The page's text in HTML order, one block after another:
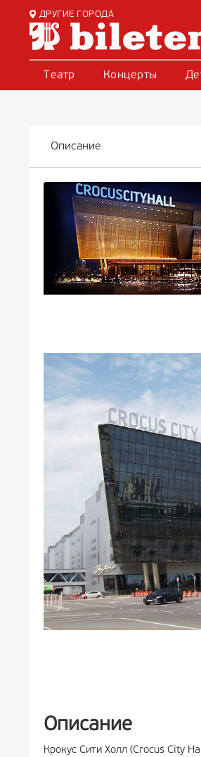
ДРУГИЕ ГОРОДА
Театр Концерты
Описание
Описание
Крокус Сити Холл (Crocus City